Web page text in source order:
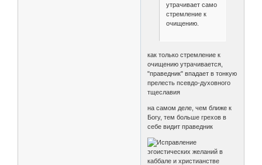
утрачивает само
стремление к
очищению.
как только стремление к
очищению утрачивается,
"праведник" впадает в тонкую
прелесть псевдо-духовного
тщеславия
на самом деле, чем ближе к
Богу, тем больше грехов в
себе видит праведник